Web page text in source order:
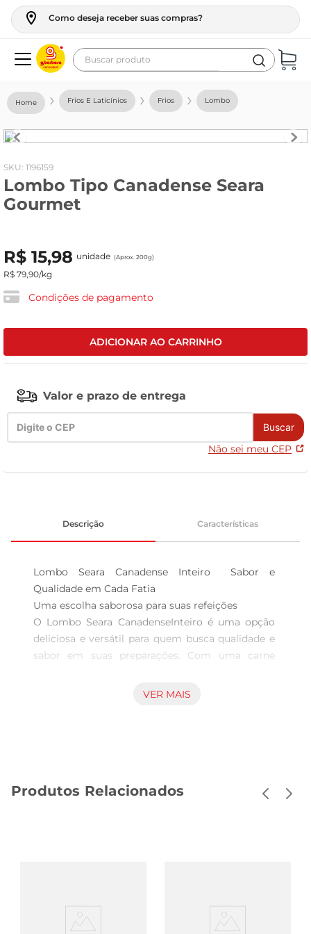
Como deseja receber suas compras?
Buscar produto
Frios E Laticínios Frios Lombo
: 1196159
Lombo Tipo Canadense Seara
Gourmet
R$ 15,98 unidade (Aprox. 200g)
R$ 79,90/kg
Condições de pagamento
ADICIONAR AO CARRINHO
Valor e prazo de entrega
Buscar
Não sei meu CEP
Descrição Características
Lombo Seara Canadense Inteiro  Sabor e
Qualidade em Cada Fatia
Uma escolha saborosa para suas refeições
O Lombo Seara CanadenseInteiro é uma opção
deliciosa e versátil para quem busca qualidade e
sabor em suas preparações. Com uma carne
grelhados ou até mesmo para ser fatiado e
Lombo Seara é proveniente de suínos
qualidade e a segurança alimentar,
proporcionando tranquilidade na hora de
VER MAIS
Produtos Relacionados
geladeira
fogao
café
cerveja
leite
vinho
leite pó
tv